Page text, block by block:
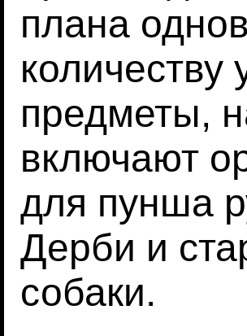
плана
количеству
предметы,
включают
для пунша
Дерби и
собаки.